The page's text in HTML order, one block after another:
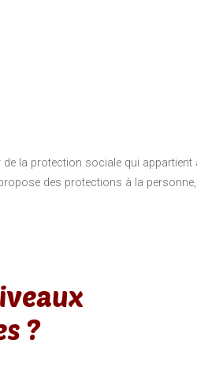
de la protection sociale qui appartient
des protections à la personne,